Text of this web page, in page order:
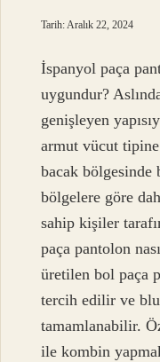
Tarih: Aralık 22, 2024
İspanyol paça
uygundur?
genişleyen
armut vücut
bacak bölgesinde
bölgelere göre
sahip kişiler
paça pantolon
üretilen bol paça
tercih edilir ve
tamamlanabilir.
ile kombin